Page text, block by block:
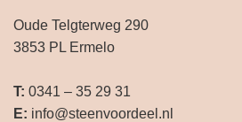
Oude Telgterweg 290
3853 PL Ermelo
T: 0341 – 35 29 31
E: info@steenvoordeel.nl